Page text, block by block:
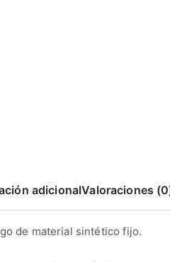
adicionalValoraciones
de material sintético fijo.